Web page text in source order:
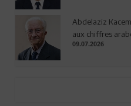
Abdelaziz
aux chiffres
09.07.2026